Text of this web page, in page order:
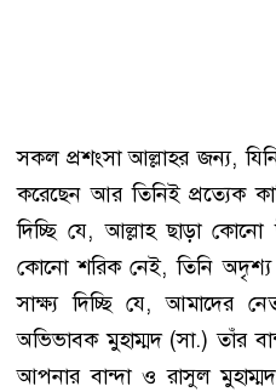
সকল প্রশংসা আল্লাহর জন্য,
করেছেন আর তিনিই প্রত্যেক
দিচ্ছি যে, আল্লাহ ছাড়া
কোনো শরিক নেই, তিনি
সাক্ষ্য দিচ্ছি যে, আমাদের
অভিভাবক মুহাম্মদ (সা.) তাঁর
আপনার বান্দা ও রাসুল